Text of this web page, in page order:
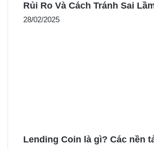
Rủi Ro Và Cách Tránh Sai
28/02/2025
Lending Coin là gì? Các nền